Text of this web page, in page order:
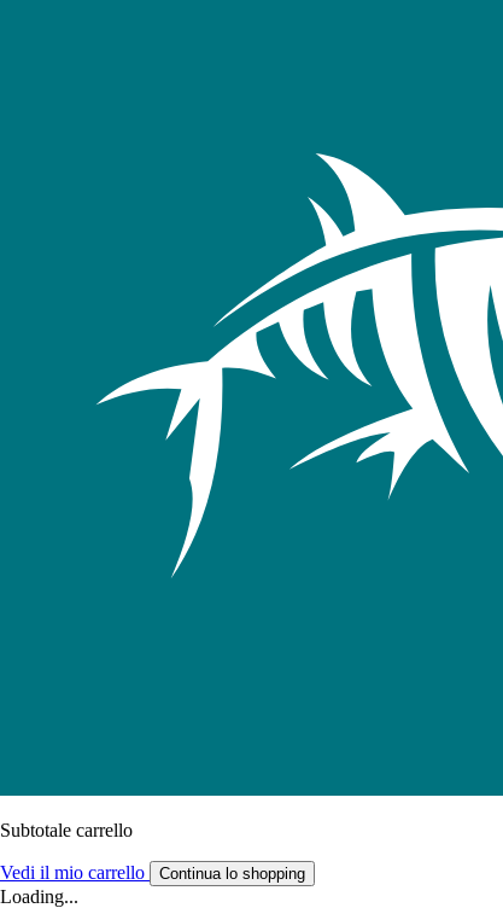
Subtotale carrello
Vedi il mio carrello Continua lo shopping
Loading...